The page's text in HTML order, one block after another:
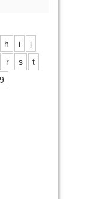
h i
j
r s
t